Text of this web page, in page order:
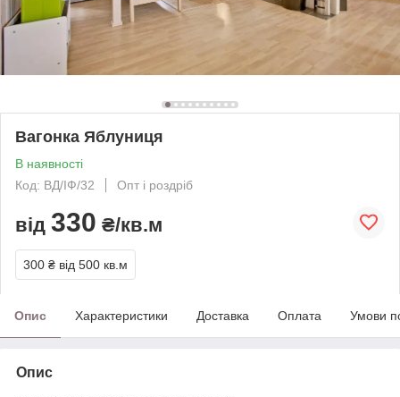
Вагонка Яблуниця
В наявності
Код: ВД/ІФ/32
Опт і роздріб
від 330 ₴/кв.м
300 ₴ від 500 кв.м
Опис Характеристики Доставка Оплата Умови
Опис